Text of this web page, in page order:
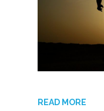
READ MORE